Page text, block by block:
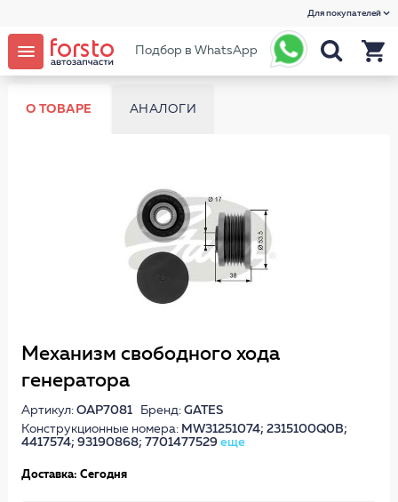
Для покупателей
Подбор в WhatsApp
О ТОВАРЕ АНАЛОГИ
Механизм свободного хода
генератора
Артикул: OAP7081Бренд: GATES
Конструкционные номера: MW31251074; 2315100Q0B;
4417574; 93190868; 7701477529 еще
Доставка: Сегодня